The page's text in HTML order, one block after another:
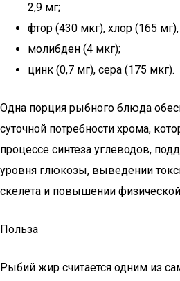
2,9 мг;
фтор (430 мкг), хлор (165
молибден (4 мкг);
цинк (0,7 мг), сера (175 мкг).
Одна порция рыбного блюда
суточной потребности хрома,
процессе синтеза углеводов,
уровня глюкозы, выведении
скелета и повышении
Польза
Рыбий жир считается одним из